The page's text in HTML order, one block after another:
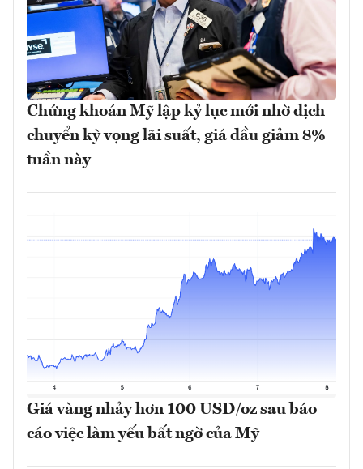
Chứng khoán Mỹ lập kỷ lục mới nhờ dịch
chuyển kỳ vọng lãi suất, giá dầu giảm 8%
tuần này
Giá vàng nhảy hơn 100 USD/oz sau báo
cáo việc làm yếu bất ngờ của Mỹ